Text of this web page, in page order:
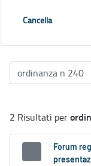
Cancella
2 Risultati per
Forum